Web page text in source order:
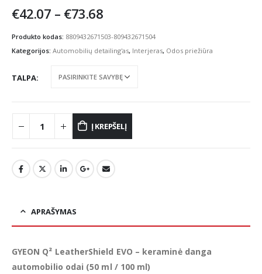
€42.07 – €73.68Price
€42.07
through
Produkto kodas: 8809432671503-809432671504
Kategorijos: Automobilių detailing'as, Interjeras, Odos priežiūra
TALPA
Į KREPŠELĮ
APRAŠYMAS
GYEON Q² LeatherShield EVO – keraminė danga
automobilio odai (50 ml / 100 ml)